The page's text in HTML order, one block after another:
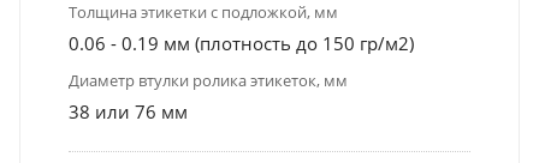
Толщина этикетки с подложкой, мм
0.06 - 0.19 мм (плотность до 150 гр/м2)
Диаметр втулки ролика этикеток, мм
38 или 76 мм